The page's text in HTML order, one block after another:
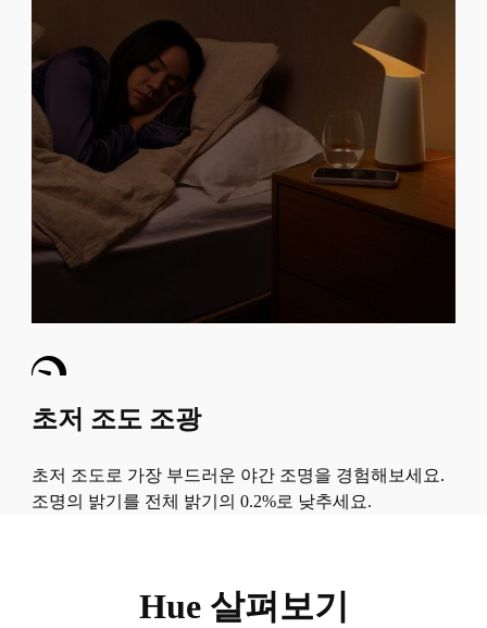
초저 조도 조광
초저 조도로 가장 부드러운 야간 조명을 경험해보세요.
조명의 밝기를 전체 밝기의 0.2%로 낮추세요.
Hue 살펴보기